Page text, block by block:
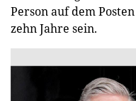
Person auf dem
zehn Jahre sein.